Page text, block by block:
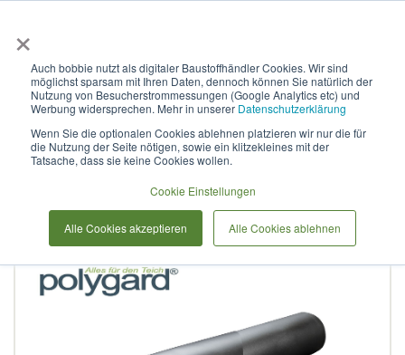
×
Auch bobbie nutzt als digitaler Baustoffhändler Cookies. Wir sind
möglichst sparsam mit Ihren Daten, dennoch können Sie natürlich der
Nutzung von Besucherstrommessungen (Google Analytics etc) und
Werbung widersprechen. Mehr in unserer Datenschutzerklärung
Wenn Sie die optionalen Cookies ablehnen platzieren wir nur die für
die Nutzung der Seite nötigen, sowie ein klitzekleines mit der
Tatsache, dass sie keine Cookies wollen.
Cookie Einstellungen
Alle Cookies akzeptieren Alle Cookies ablehnen
Polygard PVC Teichfolie
1,5mm schwarz
Bildergalerie
springen